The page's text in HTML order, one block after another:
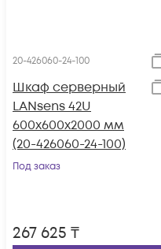
20-426060-24-100
Шкаф серверный
LANsens 42U
600x600x2000 мм
(20-426060-24-100)
Под заказ
267 625 ₸